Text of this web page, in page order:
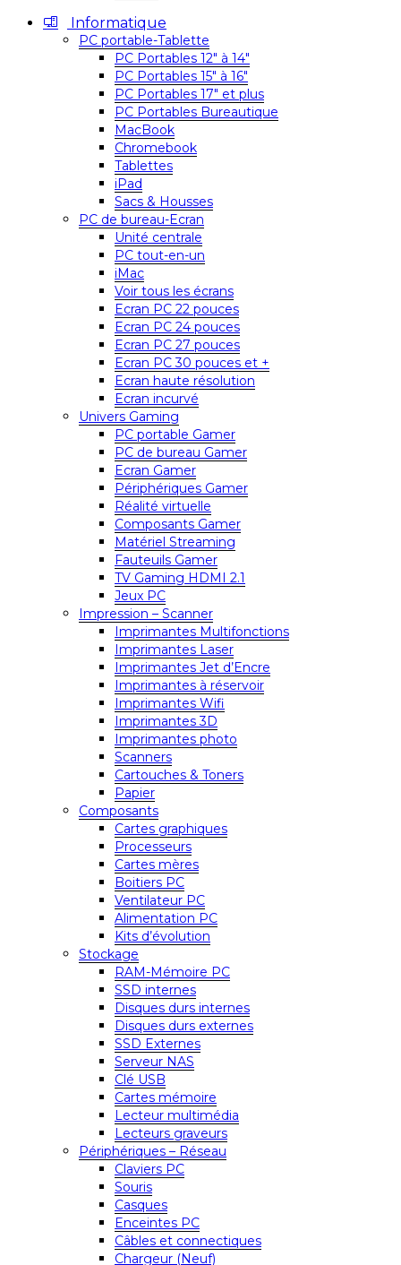
Informatique
PC portable-Tablette
PC Portables 12″ à 14″
PC Portables 15″ à 16″
PC Portables 17″ et plus
PC Portables Bureautique
MacBook
Chromebook
Tablettes
iPad
Sacs & Housses
PC de bureau-Ecran
Unité centrale
PC tout-en-un
iMac
Voir tous les écrans
Ecran PC 22 pouces
Ecran PC 24 pouces
Ecran PC 27 pouces
Ecran PC 30 pouces et +
Ecran haute résolution
Ecran incurvé
Univers Gaming
PC portable Gamer
PC de bureau Gamer
Ecran Gamer
Périphériques Gamer
Réalité virtuelle
Composants Gamer
Matériel Streaming
Fauteuils Gamer
TV Gaming HDMI 2.1
Jeux PC
Impression – Scanner
Imprimantes Multifonctions
Imprimantes Laser
Imprimantes Jet d’Encre
Imprimantes à réservoir
Imprimantes Wifi
Imprimantes 3D
Imprimantes photo
Scanners
Cartouches & Toners
Papier
Composants
Cartes graphiques
Processeurs
Cartes mères
Boitiers PC
Ventilateur PC
Alimentation PC
Kits d’évolution
Stockage
RAM-Mémoire PC
SSD internes
Disques durs internes
Disques durs externes
SSD Externes
Serveur NAS
Clé USB
Cartes mémoire
Lecteur multimédia
Lecteurs graveurs
Périphériques – Réseau
Claviers PC
Souris
Casques
Enceintes PC
Câbles et connectiques
Chargeur (Neuf)